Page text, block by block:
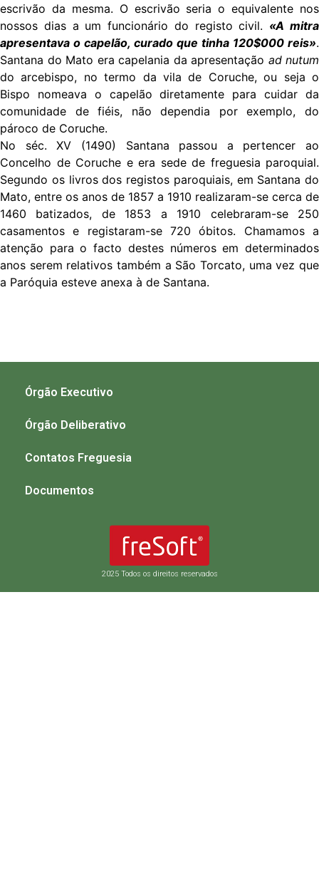
escrivão da mesma. O escrivão seria o equivalente nos
nossos dias a um funcionário do registo civil. «A mitra
apresentava o capelão, curado que tinha 120$000 reis».
Santana do Mato era capelania da apresentação ad nutum
do arcebispo, no termo da vila de Coruche, ou seja o
Bispo nomeava o capelão diretamente para cuidar da
comunidade de fiéis, não dependia por exemplo, do
pároco de Coruche.
No séc. XV (1490) Santana passou a pertencer ao
Concelho de Coruche e era sede de freguesia paroquial.
Segundo os livros dos registos paroquiais, em Santana do
Mato, entre os anos de 1857 a 1910 realizaram-se cerca de
1460 batizados, de 1853 a 1910 celebraram-se 250
casamentos e registaram-se 720 óbitos. Chamamos a
atenção para o facto destes números em determinados
anos serem relativos também a São Torcato, uma vez que
a Paróquia esteve anexa à de Santana.
2025 Todos os direitos reservados
Órgão Executivo
Órgão Deliberativo
Contatos Freguesia
Documentos